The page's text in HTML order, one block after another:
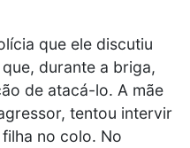
que ele discutiu
durante a briga,
de atacá-lo. A mãe
tentou intervir
no colo. No